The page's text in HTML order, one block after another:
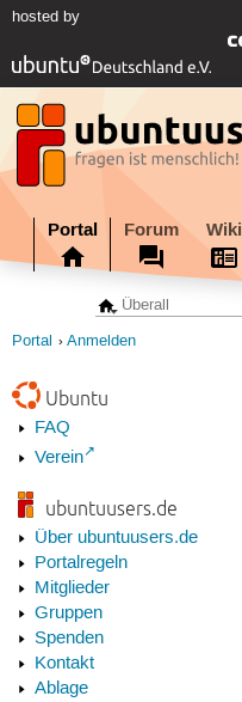
hosted by
Portal Forum Wiki
Portal Anmelden
Ubuntu
FAQ
Verein
ubuntuusers.de
Über ubuntuusers.de
Portalregeln
Mitglieder
Gruppen
Spenden
Kontakt
Ablage